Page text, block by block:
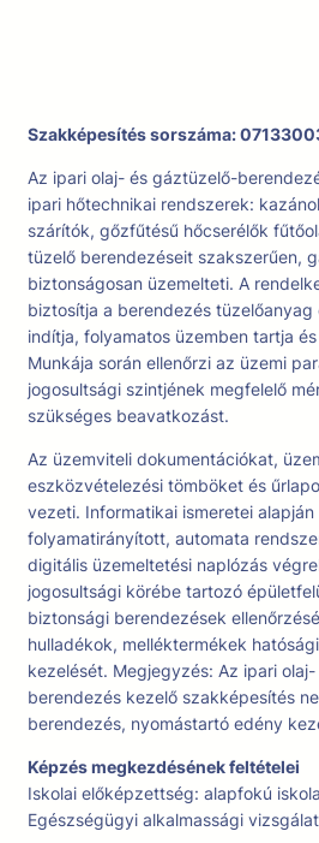
Szakképesítés sorszáma:
Az ipari olaj- és gáztüzelő-
ipari hőtechnikai rendszerek:
szárítók, gőzfűtésű hőcserélők
tüzelő berendezéseit szakszerűen,
biztonságosan üzemelteti. A
biztosítja a berendezés tüzelőanyag
indítja, folyamatos üzemben tartja
Munkája során ellenőrzi az üzemi
jogosultsági szintjének megfelelő
szükséges beavatkozást.
Az üzemviteli dokumentációkat,
eszközvételezési tömböket és
vezeti. Informatikai ismeretei alapján
folyamatirányított, automata
digitális üzemeltetési naplózás
jogosultsági körébe tartozó
biztonsági berendezések
hulladékok, melléktermékek
kezelését. Megjegyzés: Az ipari
berendezés kezelő szakképesítés
berendezés, nyomástartó edény
Képzés megkezdésének feltételei
Iskolai előképzettség: alapfokú
Egészségügyi alkalmassági